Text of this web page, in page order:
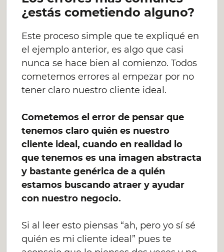
¿estás cometiendo alguno?
Este proceso simple que te expliqué en
el ejemplo anterior, es algo que casi
nunca se hace bien al comienzo. Todos
cometemos errores al empezar por no
tener claro nuestro cliente ideal.
Cometemos el error de pensar que
tenemos claro quién es nuestro
cliente ideal, cuando en realidad lo
que tenemos es una imagen abstracta
y bastante genérica de a quién
estamos buscando atraer y ayudar
con nuestro negocio.
Si al leer esto piensas “ah, pero yo sí sé
quién es mi cliente ideal” pues te